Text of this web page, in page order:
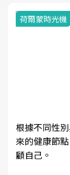
荷爾蒙時光機
根據不同性
來的健康節
顧自己。